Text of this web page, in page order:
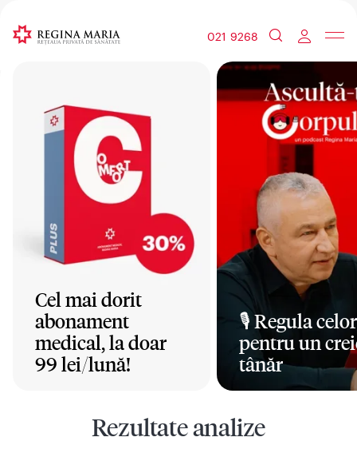
021 9268
Cel mai dorit
abonament
medical, la doar
99 lei/lună!
🎙️ Regula
pentru un
tânăr
Rezultate analize